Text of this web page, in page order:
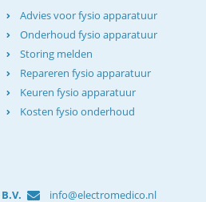
Advies voor fysio apparatuur
Onderhoud fysio apparatuur
Storing melden
Repareren fysio apparatuur
Keuren fysio apparatuur
Kosten fysio onderhoud
info@electromedico.nl